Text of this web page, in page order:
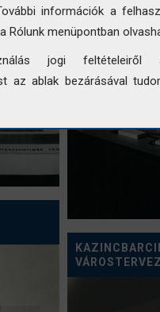
AZ ALGÉRIAI
MODELLJE
információk a
Rólunk menüpontban
jogi feltételeiről
az ablak bezárásával